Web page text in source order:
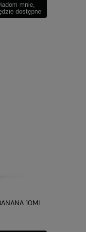
mnie,
dostępne
10ML